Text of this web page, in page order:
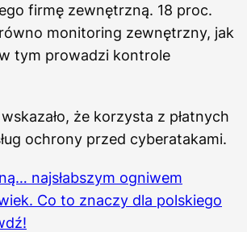
firmę zewnętrzną. 18 proc.
monitoring zewnętrzny, jak
tym prowadzi kontrole
że korzysta z płatnych
ochrony przed cyberatakami.
najsłabszym ogniwem
Co to znaczy dla polskiego